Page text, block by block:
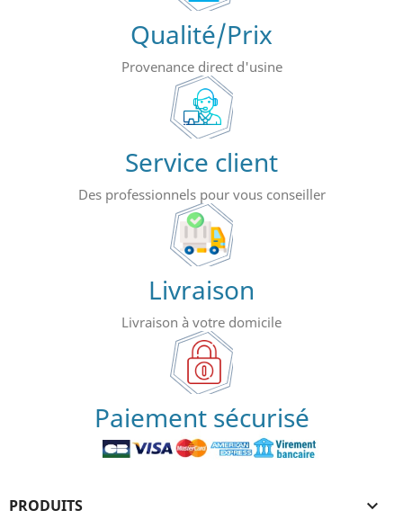
Qualité/Prix
Provenance direct d'usine
Service client
Des professionnels pour vous conseiller
Livraison
Livraison à votre domicile
Paiement sécurisé
PRODUITS 